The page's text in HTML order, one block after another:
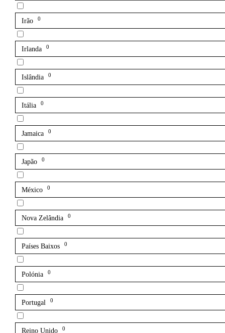
Irão 0
Irlanda 0
Islândia 0
Itália 0
Jamaica 0
Japão 0
México 0
Nova Zelândia 0
Países Baixos 0
Polónia 0
Portugal 0
Reino Unido 0